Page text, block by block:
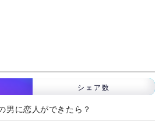
シェア数
男に恋人ができたら？